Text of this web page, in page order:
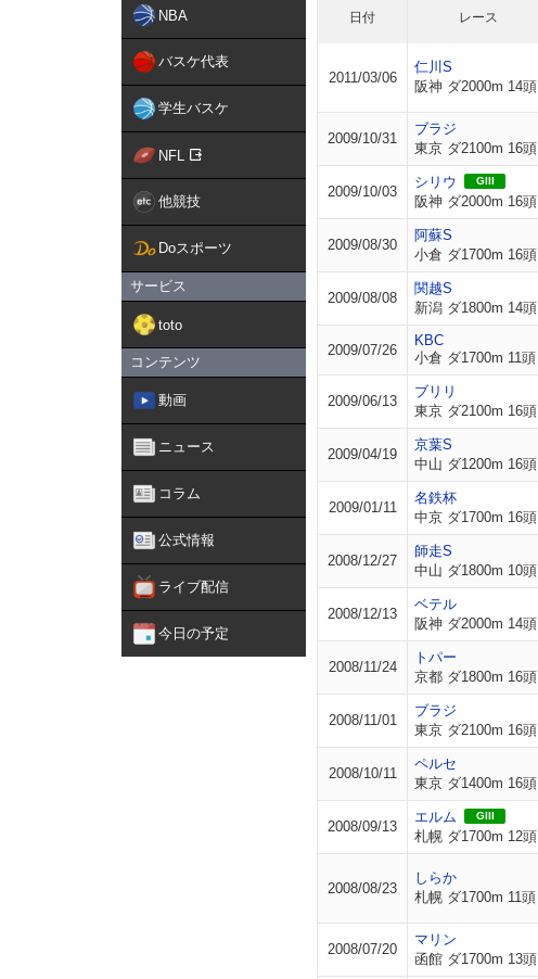
NBA
バスケ代表
学生バスケ
NFL
他競技
Doスポーツ
サービス
toto
コンテンツ
動画
ニュース
コラム
公式情報
ライブ配信
今日の予定
日付 レース
2011/03/06
仁川S
阪神 ダ2000m 14頭
2009/10/31
ブラジ
東京 ダ2100m 16頭
2009/10/03
シリウ GIII
阪神 ダ2000m 16頭
2009/08/30
阿蘇S
小倉 ダ1700m 16頭
2009/08/08
関越S
新潟 ダ1800m 14頭
2009/07/26
KBC
小倉 ダ1700m 11頭
2009/06/13
ブリリ
東京 ダ2100m 16頭
2009/04/19
京葉S
中山 ダ1200m 16頭
2009/01/11
名鉄杯
中京 ダ1700m 16頭
2008/12/27
師走S
中山 ダ1800m 10頭
2008/12/13
ベテル
阪神 ダ2000m 14頭
2008/11/24
トパー
京都 ダ1800m 16頭
2008/11/01
ブラジ
東京 ダ2100m 16頭
2008/10/11
ペルセ
東京 ダ1400m 16頭
2008/09/13
エルム GIII
札幌 ダ1700m 12頭
2008/08/23
しらか
札幌 ダ1700m 11頭
2008/07/20
マリン
函館 ダ1700m 13頭